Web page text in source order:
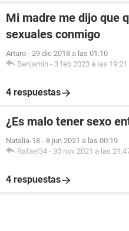
Mi madre me dijo que
sexuales conmigo
Arturo - 29 dic 2018 a las 01:10
Benjamin - 3 feb 2023 a las 19:21
4 respuestas
¿Es malo tener sexo
Natalia-18 - 8 jun 2021 a las 00:19
Rafael34 - 30 nov 2021 a las
4 respuestas